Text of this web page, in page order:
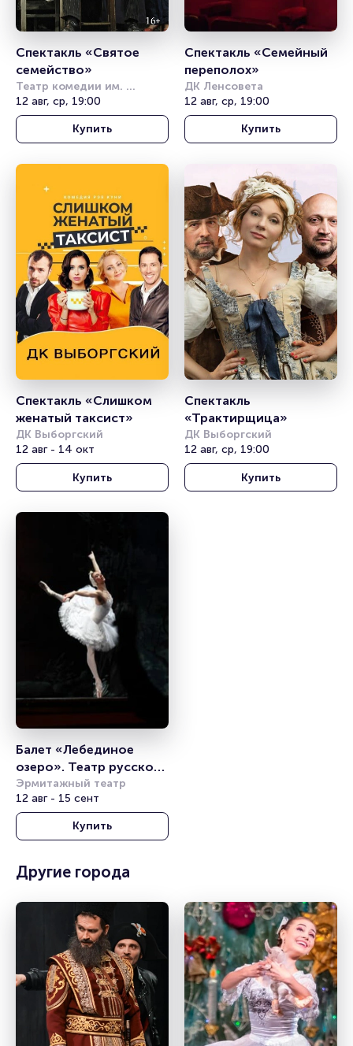
Спектакль «Святое
семейство»
Театр комедии им.
Акимова
12 авг, ср, 19:00
Купить
Спектакль «Семейный
переполох»
ДК Ленсовета
12 авг, ср, 19:00
Купить
Спектакль «Слишком
женатый таксист»
ДК Выборгский
12 авг - 14 окт
Купить
Спектакль
«Трактирщица»
ДК Выборгский
12 авг, ср, 19:00
Купить
Балет «Лебединое
озеро». Театр русского
балета им. Анны
Павловой
Эрмитажный театр
12 авг - 15 сент
Купить
Другие города